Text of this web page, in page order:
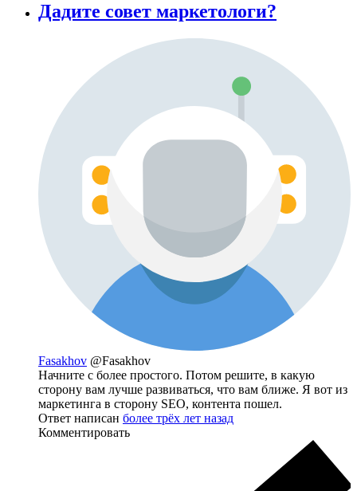
Дадите совет маркетологи?
Fasakhov @Fasakhov
Начните с более простого. Потом решите, в какую
сторону вам лучше развиваться, что вам ближе. Я вот из
маркетинга в сторону SEO, контента пошел.
Ответ написан более трёх лет назад
Комментировать